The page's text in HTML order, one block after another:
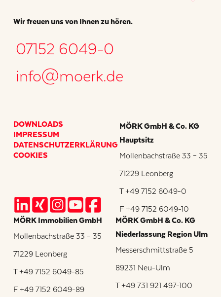
Wir freuen uns von Ihnen zu hören.
07152 6049-0
info@moerk.de
DOWNLOADS
IMPRESSUM
DATENSCHUTZERKLÄRUNG
COOKIES
MÖRK GmbH & Co. KG
Hauptsitz
Mollenbachstraße 33 – 35
71229 Leonberg
T +49 7152 6049-0
F +49 7152 6049-10
MÖRK Immobilien GmbH
Mollenbachstraße 33 – 35
71229 Leonberg
T +49 7152 6049-85
F +49 7152 6049-89
MÖRK GmbH & Co. KG
Niederlassung Region Ulm
Messerschmittstraße 5
89231 Neu-Ulm
T +49 731 921 497-100